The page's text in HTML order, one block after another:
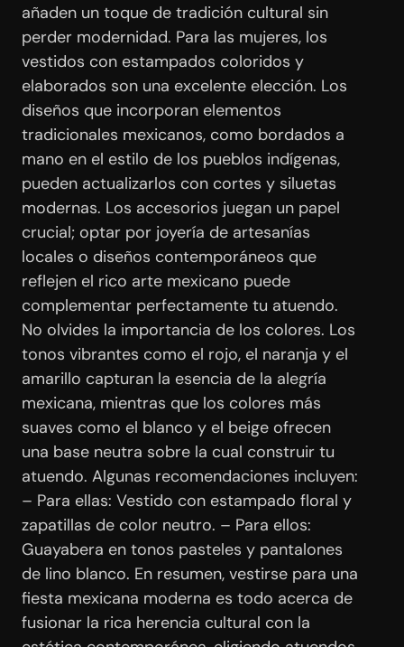
añaden un toque de tradición cultural sin
perder modernidad. Para las mujeres, los
vestidos con estampados coloridos y
elaborados son una excelente elección. Los
diseños que incorporan elementos
tradicionales mexicanos, como bordados a
mano en el estilo de los pueblos indígenas,
pueden actualizarlos con cortes y siluetas
modernas. Los accesorios juegan un papel
crucial; optar por joyería de artesanías
locales o diseños contemporáneos que
reflejen el rico arte mexicano puede
complementar perfectamente tu atuendo.
No olvides la importancia de los colores. Los
tonos vibrantes como el rojo, el naranja y el
amarillo capturan la esencia de la alegría
mexicana, mientras que los colores más
suaves como el blanco y el beige ofrecen
una base neutra sobre la cual construir tu
atuendo. Algunas recomendaciones incluyen:
– Para ellas: Vestido con estampado floral y
zapatillas de color neutro. – Para ellos:
Guayabera en tonos pasteles y pantalones
de lino blanco. En resumen, vestirse para una
fiesta mexicana moderna es todo acerca de
fusionar la rica herencia cultural con la